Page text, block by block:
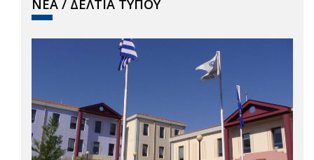
ΝΕΑ / ΔΕΛΤΙΑ ΤΥΠΟΥ